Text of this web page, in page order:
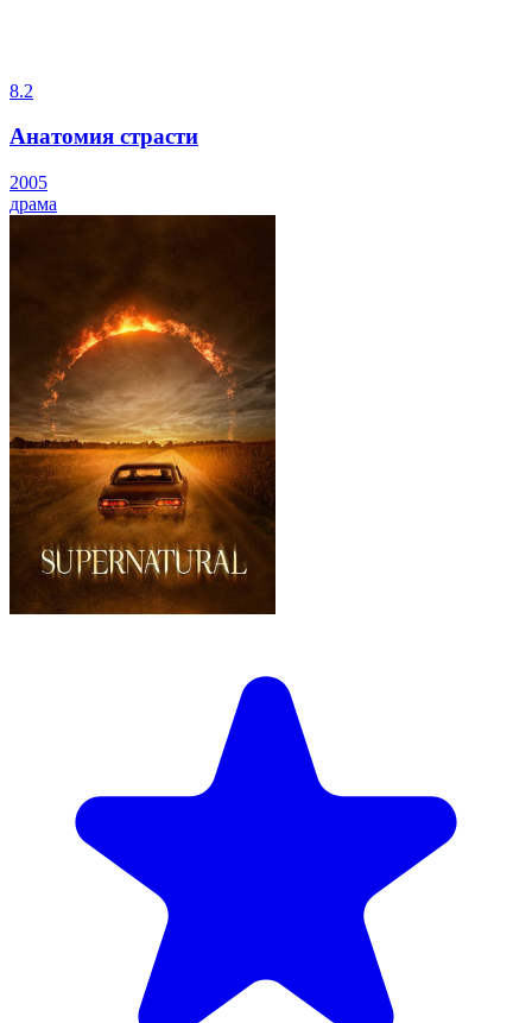
8.2
Анатомия страсти
2005
драма